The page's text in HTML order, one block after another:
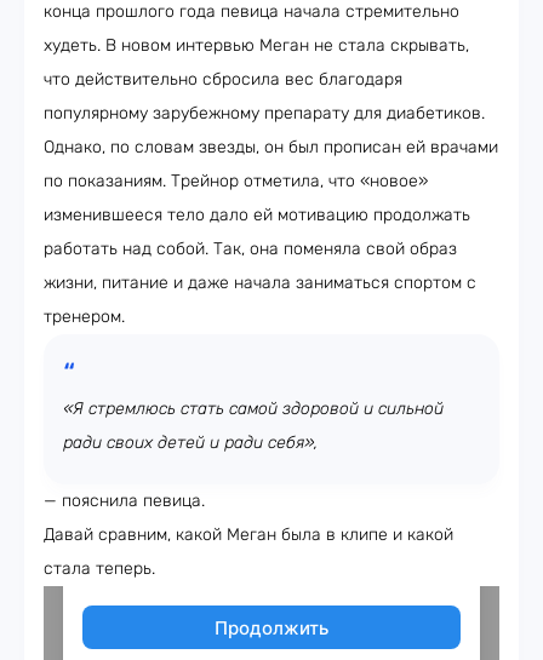
конца прошлого года певица начала стремительно
худеть. В новом интервью Меган не стала скрывать,
что действительно сбросила вес благодаря
популярному зарубежному препарату для диабетиков.
Однако, по словам звезды, он был прописан ей врачами
по показаниям. Трейнор отметила, что «новое»
изменившееся тело дало ей мотивацию продолжать
работать над собой. Так, она поменяла свой образ
жизни, питание и даже начала заниматься спортом с
тренером.
«Я стремлюсь стать самой здоровой и сильной
ради своих детей и ради себя»,
— пояснила певица.
Давай сравним, какой Меган была в клипе и какой
стала теперь.